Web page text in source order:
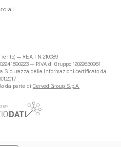
— REA TN 210089
— P.IVA di Gruppo 12022630961
Sicurezza delle Informazioni certificato da
da parte di Cerved Group S.p.A.